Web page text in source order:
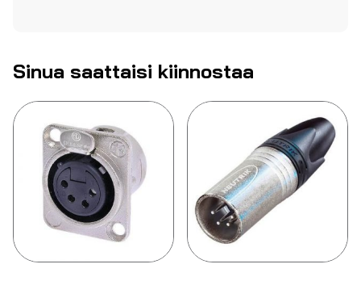
Sinua saattaisi kiinnostaa